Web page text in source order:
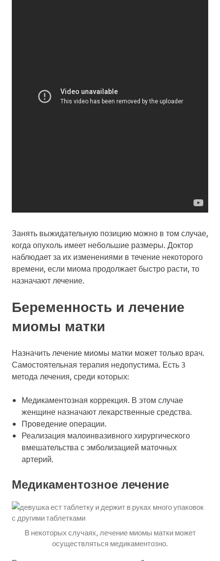
Занять выжидательную позицию можно в том случае,
когда опухоль имеет небольшие размеры. Доктор
наблюдает за их изменениями в течение некоторого
времени, если миома продолжает быстро расти, то
назначают лечение.
Беременность и лечение
миомы матки
Назначить лечение миомы матки может только врач.
Самостоятельная терапия недопустима. Есть 3
метода лечения, среди которых:
Медикаментозная коррекция. В этом случае
женщине назначают лекарственные средства.
Проведение операции.
Реализация малоинвазивного хирургического
вмешательства с эмболизацией маточных
артерий.
Медикаментозное лечение
В некоторых случаях, лечение миомы матки может
осуществляться медикаментозно.